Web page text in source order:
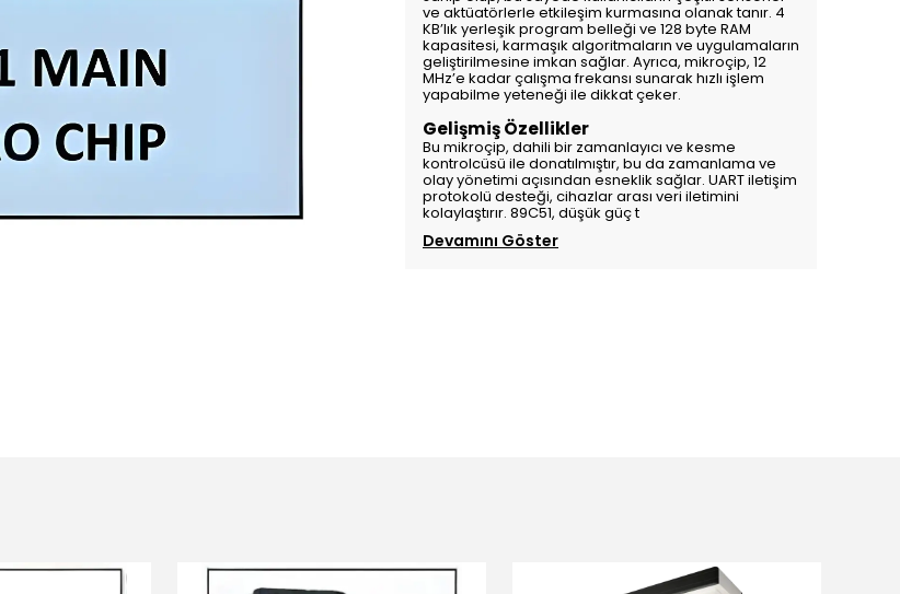
ve aktüatörlerle etkileşim kurmasına olanak tanır. 4
KB’lık yerleşik program belleği ve 128 byte RAM
kapasitesi, karmaşık algoritmaların ve uygulamaların
geliştirilmesine imkan sağlar. Ayrıca, mikroçip, 12
MHz’e kadar çalışma frekansı sunarak hızlı işlem
yapabilme yeteneği ile dikkat çeker.
Gelişmiş Özellikler
Bu mikroçip, dahili bir zamanlayıcı ve kesme
kontrolcüsü ile donatılmıştır, bu da zamanlama ve
olay yönetimi açısından esneklik sağlar. UART iletişim
protokolü desteği, cihazlar arası veri iletimini
kolaylaştırır. 89C51, düşük güç t
Devamını Göster